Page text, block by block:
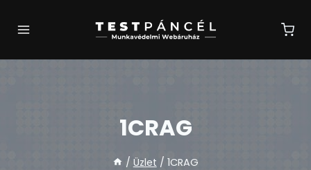
1CRAG
/ Üzlet / 1CRAG